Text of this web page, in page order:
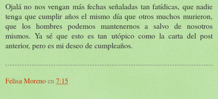
Ojalá no nos vengan más fechas señaladas tan fatídicas, que nadie
tenga que cumplir años el mismo día que otros muchos murieron,
que los hombres podemos mantenernos a salvo de nosotros
mismos. Ya sé que esto es tan utópico como la carta del post
anterior, pero es mi deseo de cumpleaños.
Felisa Moreno en 7:15